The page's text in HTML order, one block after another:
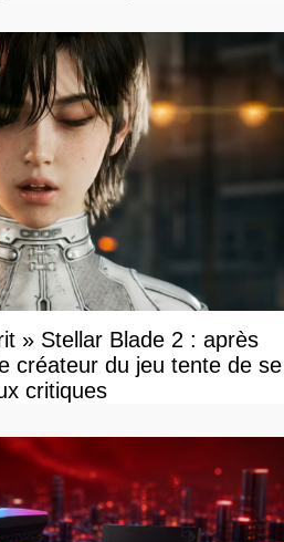
» Stellar Blade 2 : après
créateur du jeu tente de se
critiques